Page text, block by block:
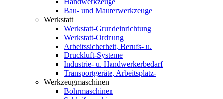
Handwerkzeuge
Bau- und Maurerwerkzeuge
Werkstatt
Werkstatt-Grundeinrichtung
Werkstatt-Ordnung
Arbeitssicherheit, Berufs- u.
Druckluft-Systeme
Industrie- u. Handwerkerbedarf
Transportgeräte, Arbeitsplatz-
Werkzeugmaschinen
Bohrmaschinen